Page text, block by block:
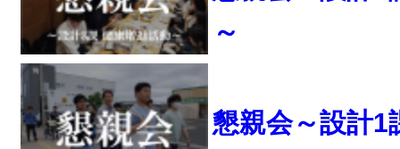
～
懇親会～設計1